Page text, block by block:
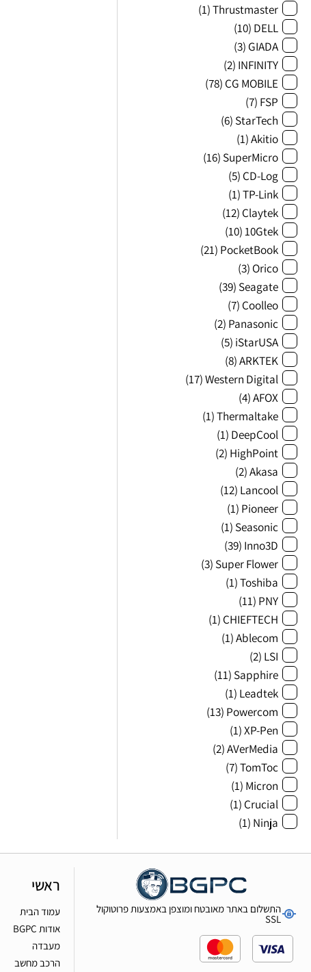
Thrustmaster
(1)
DELL
(10)
GIADA
(3)
INFINITY
(2)
CG MOBILE
(78)
FSP
(7)
StarTech
(6)
Akitio
(1)
SuperMicro
(16)
CD-Log
(5)
TP-Link
(1)
Claytek
(12)
10Gtek
(10)
PocketBook
(21)
Orico
(3)
Seagate
(39)
Coolleo
(7)
Panasonic
(2)
iStarUSA
(5)
ARKTEK
(8)
Western Digital
(17)
AFOX
(4)
Thermaltake
(1)
DeepCool
(1)
HighPoint
(2)
Akasa
(2)
Lancool
(12)
Pioneer
(1)
Seasonic
(1)
Inno3D
(39)
Super Flower
(3)
Toshiba
(1)
PNY
(11)
CHIEFTECH
(1)
Ablecom
(1)
LSI
(2)
Sapphire
(11)
Leadtek
(1)
Powercom
(13)
XP-Pen
(1)
AVerMedia
(2)
TomToc
(7)
Micron
(1)
Crucial
(1)
Ninja
(1)
התשלום באתר מאובטח ומוצפן באמצעות פרוטוקול
SSL
ראשי
עמוד הבית
אודות BGPC
מעבדה
הרכב מחשב